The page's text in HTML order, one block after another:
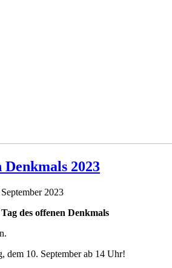
Denkmals 2023
2023
des offenen Denkmals
dem 10. September ab 14 Uhr!